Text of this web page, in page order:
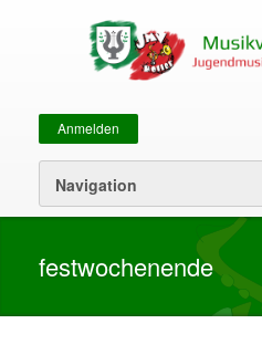
Sekundärmenü
Anmelden
festwochenende